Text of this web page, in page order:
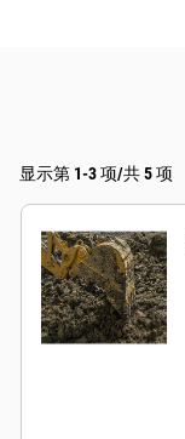
显示第 1-3 项/共 5 项